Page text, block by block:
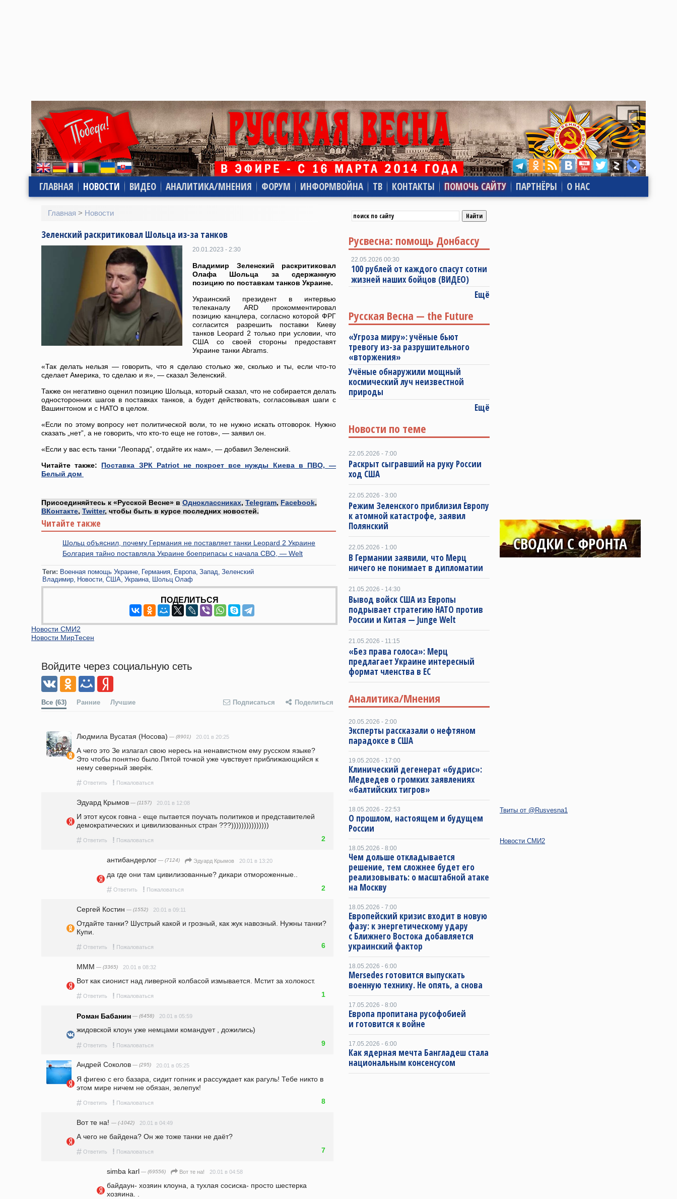
ГЛАВНАЯ НОВОСТИ ВИДЕО АНАЛИТИКА/МНЕНИЯ ФОРУМ ИНФОРМВОЙНА ТВ КОНТАКТЫ ПОМОЧЬ САЙТУ ПАРТНЁРЫ О НАС
Главная > Новости
Зеленский раскритиковал Шольца из-за танков
20.01.2023 - 2:30
Владимир Зеленский раскритиковал
Олафа Шольца за сдержанную
позицию по поставкам танков Украине.
Украинский президент в интервью
телеканалу ARD прокомментировал
позицию канцлера, согласно которой ФРГ
согласится разрешить поставки Киеву
танков Leopard 2 только при условии, что
США со своей стороны предоставят
Украине танки Abrams.
«Так делать нельзя — говорить, что я сделаю столько же, сколько и ты, если что-то
сделает Америка, то сделаю и я», — сказал Зеленский.
Также он негативно оценил позицию Шольца, который сказал, что не собирается делать
односторонних шагов в поставках танков, а будет действовать, согласовывая шаги с
Вашингтоном и с НАТО в целом.
«Если по этому вопросу нет политической воли, то не нужно искать отговорок. Нужно
сказать „нет”, а не говорить, что кто-то еще не готов», — заявил он.
«Если у вас есть танки “Леопард”, отдайте их нам», — добавил Зеленский.
Читайте также: Поставка ЗРК Patriot не покроет все нужды Киева в ПВО, —
Белый дом
Присоединяйтесь к «Русской Весне» в Одноклассниках, Telegram, Facebook,
ВКонтакте, Twitter, чтобы быть в курсе последних новостей.
Читайте также
Шольц объяснил, почему Германия не поставляет танки Leopard 2 Украине
Болгария тайно поставляла Украине боеприпасы с начала СВО, — Welt
Теги: Военная помощь Украине Германия Европа Запад Зеленский
Владимир Новости США Украина Шольц Олаф
ПОДЕЛИТЬСЯ
Новости СМИ2
Новости МирТесен
Войдите через социальную сеть
Все (63) Ранние Лучшие Подписаться Поделиться
Людмила Вусатая (Носова) — (8901) 20.01 в 20:25
А чего это Зе излагал свою нересь на ненавистном ему русском языке?
Это чтобы понятно было.Пятой точкой уже чувствует приближающийся к
нему северный зверёк.
# Ответить ! Пожаловаться
Эдуард Крымов — (1157) 20.01 в 12:08
И этот кусок говна - еще пытается поучать политиков и представителей
демократических и цивилизованных стран ???)))))))))))))))
# Ответить ! Пожаловаться 2
антибандерлог — (7124) Эдуард Крымов 20.01 в 13:20
да где они там цивилизованные? дикари отмороженные..
# Ответить ! Пожаловаться 2
Сергей Костин — (1552) 20.01 в 09:11
Отдайте танки? Шустрый какой и грозный, как жук навозный. Нужны танки?
Купи.
# Ответить ! Пожаловаться 6
MMM — (3365) 20.01 в 08:32
Вот как сионист над ливерной колбасой измывается. Мстит за холокост.
# Ответить ! Пожаловаться 1
Роман Бабанин — (6458) 20.01 в 05:59
жидовской клоун уже немцами командует , дожились)
# Ответить ! Пожаловаться 9
Андрей Соколов — (295) 20.01 в 05:25
Я фигею с его базара, сидит гопник и рассуждает как рагуль! Тебе никто в
этом мире ничем не обязан, зелепук!
# Ответить ! Пожаловаться 8
Вот те на! — (-1042) 20.01 в 04:49
А чего не байдена? Он же тоже танки не даёт?
# Ответить ! Пожаловаться 7
simba karl — (69556) Вот те на! 20.01 в 04:58
байдаун- хозяин клоуна, а тухлая сосиска- просто шестерка
хозяина. .
Русвесна: помощь Донбассу
22.05.2026 00:30
100 рублей от каждого спасут сотни
жизней наших бойцов (ВИДЕО)
Ещё
Русская Весна — the Future
«Угроза миру»: учёные бьют
тревогу из-за разрушительного
«вторжения»
Учёные обнаружили мощный
космический луч неизвестной
природы
Ещё
Новости по теме
22.05.2026 - 7:00
Раскрыт сыгравший на руку России
ход США
22.05.2026 - 3:00
Режим Зеленского приблизил Европу
к атомной катастрофе, заявил
Полянский
22.05.2026 - 1:00
В Германии заявили, что Мерц
ничего не понимает в дипломатии
21.05.2026 - 14:30
Вывод войск США из Европы
подрывает стратегию НАТО против
России и Китая — Junge Welt
21.05.2026 - 11:15
«Без права голоса»: Мерц
предлагает Украине интересный
формат членства в ЕС
Аналитика/Мнения
20.05.2026 - 2:00
Эксперты рассказали о нефтяном
парадоксе в США
19.05.2026 - 17:00
Клинический дегенерат «будрис»:
Медведев о громких заявлениях
«балтийских тигров»
18.05.2026 - 22:53
О прошлом, настоящем и будущем
России
18.05.2026 - 8:00
Чем дольше откладывается
решение, тем сложнее будет его
реализовывать: о масштабной атаке
на Москву
18.05.2026 - 7:00
Европейский кризис входит в новую
фазу: к энергетическому удару
с Ближнего Востока добавляется
украинский фактор
18.05.2026 - 6:00
Mersedes готовится выпускать
военную технику. Не опять, а снова
17.05.2026 - 8:00
Европа пропитана русофобией
и готовится к войне
17.05.2026 - 6:00
Как ядерная мечта Бангладеш стала
национальным консенсусом
Твиты от @Rusvesna1
Новости СМИ2